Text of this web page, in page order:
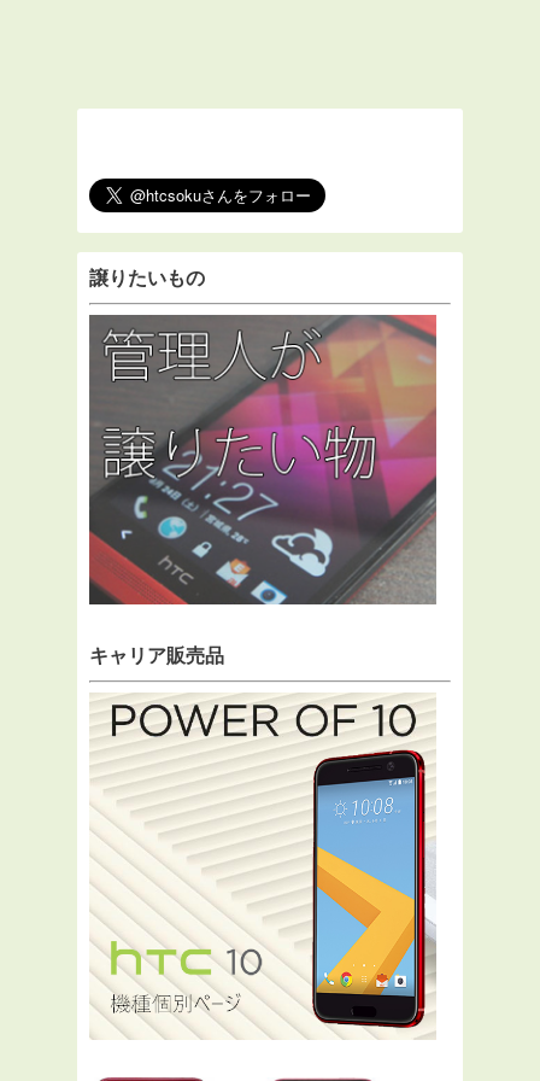
譲りたいもの
キャリア販売品